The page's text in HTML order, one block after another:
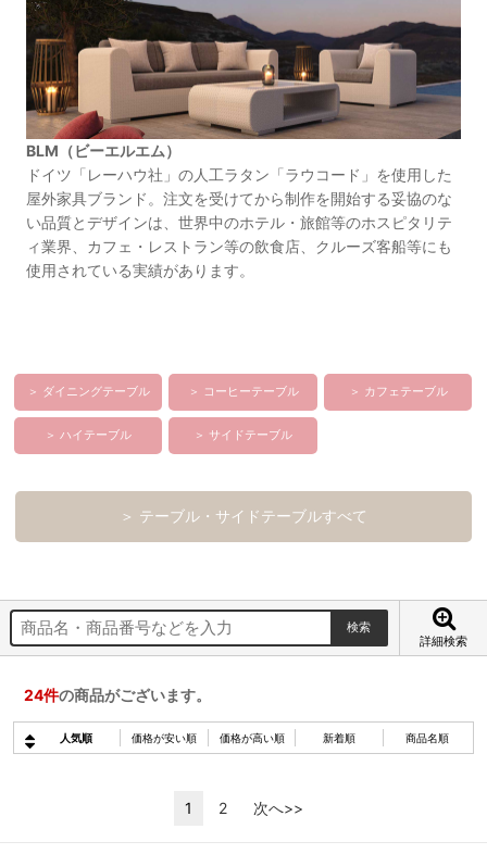
BLM（ビーエルエム）
ドイツ「レーハウ社」の人工ラタン「ラウコード」を使用した
屋外家具ブランド。注文を受けてから制作を開始する妥協のな
い品質とデザインは、世界中のホテル・旅館等のホスピタリテ
ィ業界、カフェ・レストラン等の飲食店、クルーズ客船等にも
使用されている実績があります。
＞ ダイニングテーブル ＞ コーヒーテーブル ＞ カフェテーブル
＞ ハイテーブル ＞ サイドテーブル
＞ テーブル・サイドテーブルすべて
詳細検索
24件の商品がございます。
人気順 価格が安い順 価格が高い順 新着順 商品名順
1 2 次へ>>